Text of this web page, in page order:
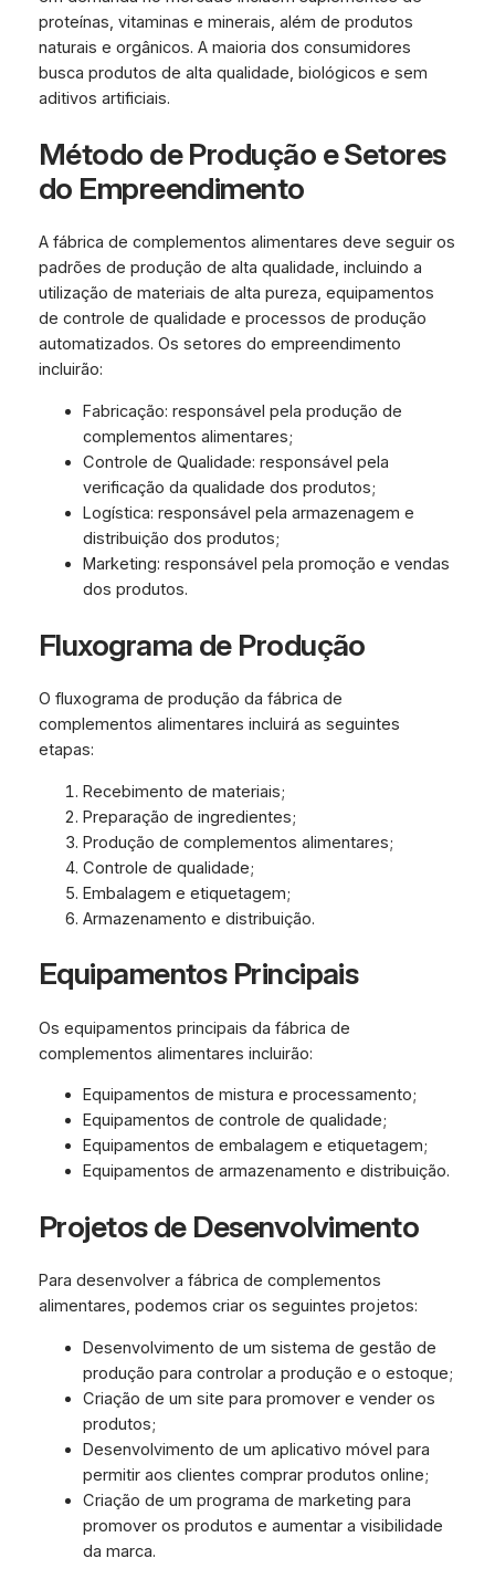
proteínas, vitaminas e minerais, além de produtos
naturais e orgânicos. A maioria dos consumidores
busca produtos de alta qualidade, biológicos e sem
aditivos artificiais.
Método de Produção e Setores
do Empreendimento
A fábrica de complementos alimentares deve seguir os
padrões de produção de alta qualidade, incluindo a
utilização de materiais de alta pureza, equipamentos
de controle de qualidade e processos de produção
automatizados. Os setores do empreendimento
incluirão:
Fabricação: responsável pela produção de
complementos alimentares;
Controle de Qualidade: responsável pela
verificação da qualidade dos produtos;
Logística: responsável pela armazenagem e
distribuição dos produtos;
Marketing: responsável pela promoção e vendas
dos produtos.
Fluxograma de Produção
O fluxograma de produção da fábrica de
complementos alimentares incluirá as seguintes
etapas:
Recebimento de materiais;
Preparação de ingredientes;
Produção de complementos alimentares;
Controle de qualidade;
Embalagem e etiquetagem;
Armazenamento e distribuição.
Equipamentos Principais
Os equipamentos principais da fábrica de
complementos alimentares incluirão:
Equipamentos de mistura e processamento;
Equipamentos de controle de qualidade;
Equipamentos de embalagem e etiquetagem;
Equipamentos de armazenamento e distribuição.
Projetos de Desenvolvimento
Para desenvolver a fábrica de complementos
alimentares, podemos criar os seguintes projetos:
Desenvolvimento de um sistema de gestão de
produção para controlar a produção e o estoque;
Criação de um site para promover e vender os
produtos;
Desenvolvimento de um aplicativo móvel para
permitir aos clientes comprar produtos online;
Criação de um programa de marketing para
promover os produtos e aumentar a visibilidade
da marca.